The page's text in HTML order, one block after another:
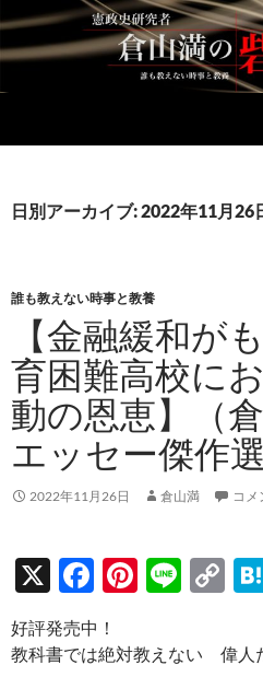
テ
ン
へ
ッ
日別アーカイブ: 2022年11月26
誰も教えない時事と教養
【金融緩和が
育困難高校に
動の恩恵】（
エッセー傑作選
2022年11月26日 倉山満 コメ
X
F
e
Pi
er
Li
e
C
p
好評発売中！
教科書では絶対教えない 偉人